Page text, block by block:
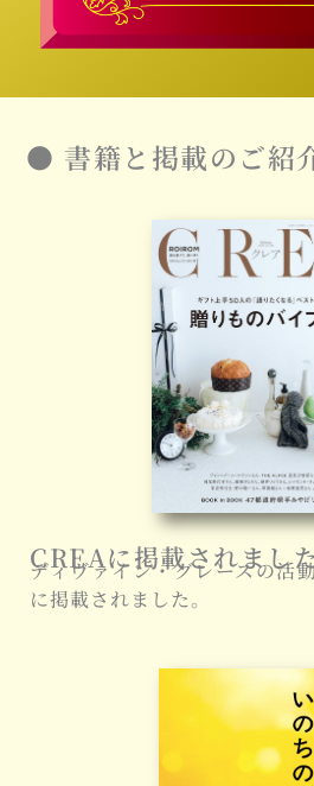
● 書籍と掲載のご紹
CREAに掲載されまし
ディヴァイン・グレースの活
に掲載されました。